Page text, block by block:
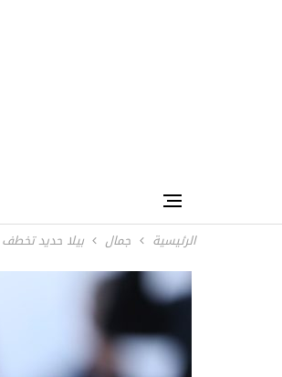
الرئيسية جمال بيلا حديد